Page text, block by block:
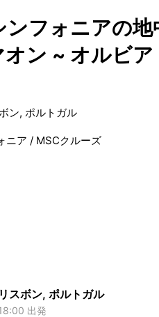
ンフォニアの
オン ~ オルビ
ン, ポルトガル
ニア / MSCクルーズ
リスボン, ポルトガル
出発